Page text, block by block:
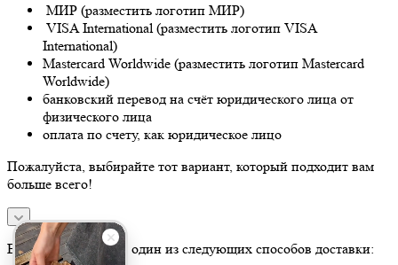
МИР (разместить логотип МИР)
VISA International (разместить логотип VISA
International)
Mastercard Worldwide (разместить логотип Mastercard
Worldwide)
банковский перевод на счёт юридического лица от
физического лица
оплата по счету, как юридическое лицо
Пожалуйста, выбирайте тот вариант, который подходит вам
больше всего!
Вы можете выбрать один из следующих способов доставки: